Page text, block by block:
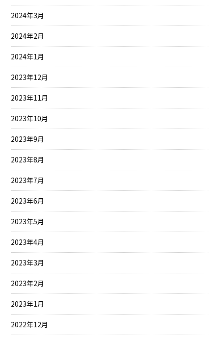
2024年3月
2024年2月
2024年1月
2023年12月
2023年11月
2023年10月
2023年9月
2023年8月
2023年7月
2023年6月
2023年5月
2023年4月
2023年3月
2023年2月
2023年1月
2022年12月